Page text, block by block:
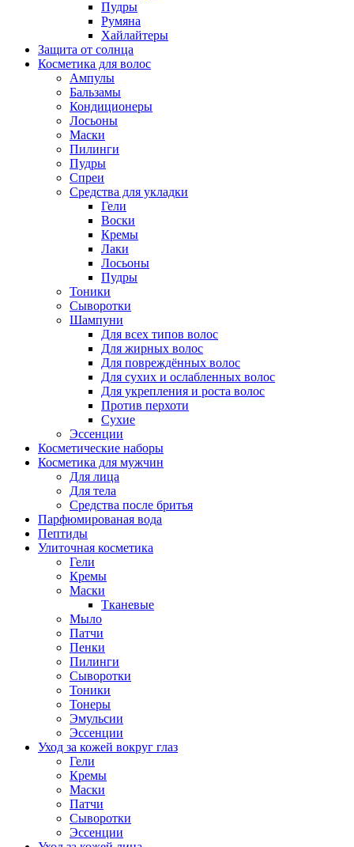
Пудры
Румяна
Хайлайтеры
Защита от солнца
Косметика для волос
Ампулы
Бальзамы
Кондиционеры
Лосьоны
Маски
Пилинги
Пудры
Спреи
Средства для укладки
Гели
Воски
Кремы
Лаки
Лосьоны
Пудры
Тоники
Сыворотки
Шампуни
Для всех типов волос
Для жирных волос
Для повреждённых волос
Для сухих и ослабленных волос
Для укрепления и роста волос
Против перхоти
Сухие
Эссенции
Косметические наборы
Косметика для мужчин
Для лица
Для тела
Средства после бритья
Парфюмированая вода
Пептиды
Улиточная косметика
Гели
Кремы
Маски
Тканевые
Мыло
Патчи
Пенки
Пилинги
Сыворотки
Тоники
Тонеры
Эмульсии
Эссенции
Уход за кожей вокруг глаз
Гели
Кремы
Маски
Патчи
Сыворотки
Эссенции